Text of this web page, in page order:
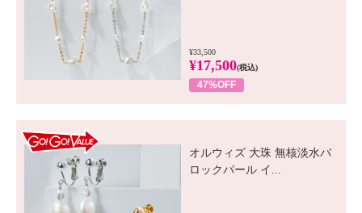
¥33,500
¥17,500(税込)
47%OFF
オルウィズ 大珠 無核淡水バ
ロックパール イ...